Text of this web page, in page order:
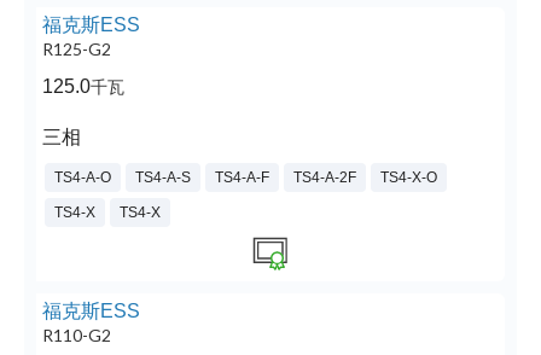
福克斯ESS
R125-G2
125.0千瓦
三相
TS4-A-O TS4-A-S TS4-A-F TS4-A-2F TS4-X-O
TS4-X TS4-X
福克斯ESS
R110-G2